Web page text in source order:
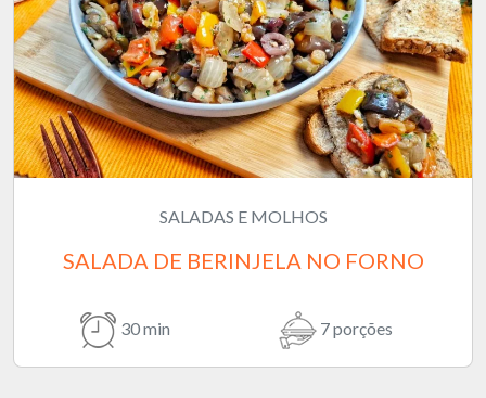
SALADAS E MOLHOS
SALADA DE BERINJELA NO FORNO
30 min 7 porções